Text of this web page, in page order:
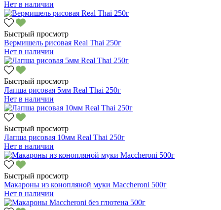
Нет в наличии
Быстрый просмотр
Вермишель рисовая Real Thai 250г
Нет в наличии
Быстрый просмотр
Лапша рисовая 5мм Real Thai 250г
Нет в наличии
Быстрый просмотр
Лапша рисовая 10мм Real Thai 250г
Нет в наличии
Быстрый просмотр
Макароны из конопляной муки Maccheroni 500г
Нет в наличии